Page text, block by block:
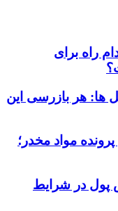
راه برای
ها: هر بازرسی این
مواد مخدر؛
در شرایط